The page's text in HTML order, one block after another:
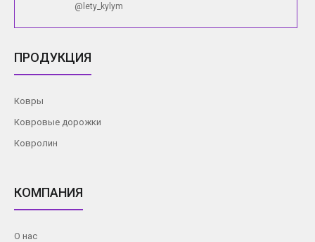
@lety_kylym
ПРОДУКЦИЯ
Ковры
Ковровые дорожки
Ковролин
КОМПАНИЯ
О нас